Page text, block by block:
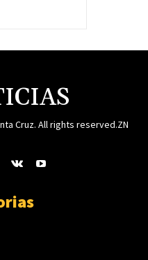
Cruz. All rights reserved.ZN